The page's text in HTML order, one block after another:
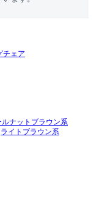
チェア
ルナットブラウン系
ライトブラウン系